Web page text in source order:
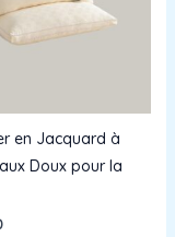
en Jacquard à
Doux pour la